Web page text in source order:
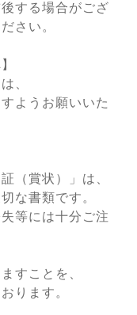
する場合がござ
さい。
、
ようお願いいた
（賞状）」は、
な書類です。
等には十分ご注
すことを、
ります。